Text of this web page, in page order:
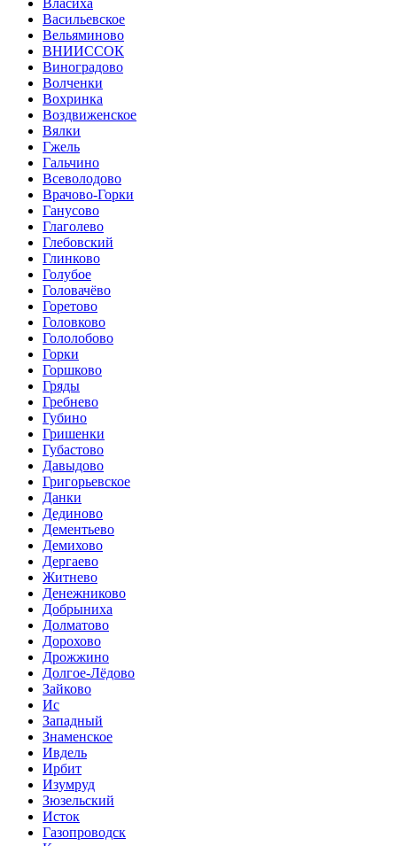
Васильевское
Вельяминово
ВНИИССОК
Виноградово
Волченки
Вохринка
Воздвиженское
Вялки
Гжель
Гальчино
Всеволодово
Врачово-Горки
Ганусово
Глаголево
Глебовский
Глинково
Голубое
Головачёво
Горетово
Головково
Гололобово
Горки
Горшково
Гряды
Гребнево
Губино
Гришенки
Губастово
Давыдово
Григорьевское
Данки
Дединово
Дементьево
Демихово
Дергаево
Житнево
Денежниково
Добрыниха
Долматово
Дорохово
Дрожжино
Долгое-Лёдово
Зайково
Ис
Западный
Знаменское
Ивдель
Ирбит
Изумруд
Зюзельский
Исток
Газопроводск